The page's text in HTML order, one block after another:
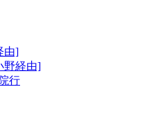
由]
野経由]
行